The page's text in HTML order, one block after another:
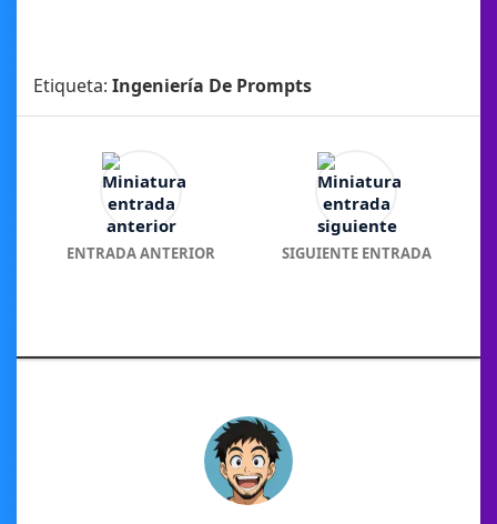
Etiqueta: Ingeniería De Prompts
ENTRADA ANTERIOR SIGUIENTE ENTRADA